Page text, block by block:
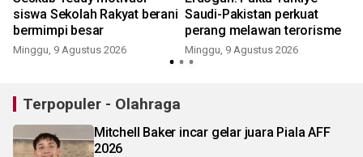
siswa Sekolah Rakyat berani
bermimpi besar
Minggu, 9 Agustus 2026
Saudi-Pakistan perkuat
perang melawan terorisme
Minggu, 9 Agustus 2026
Terpopuler - Olahraga
Mitchell Baker incar gelar juara Piala AFF
2026